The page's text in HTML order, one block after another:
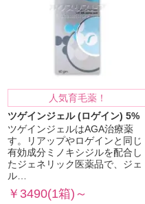
人気育毛薬！
ツゲインジェル (ロゲイン) 5%
ツゲインジェルはAGA治療薬
す。リアップやロゲインと同じ
有効成分ミノキシジルを配合し
たジェネリック医薬品で、ジェ
ル…
￥3490(1箱)～